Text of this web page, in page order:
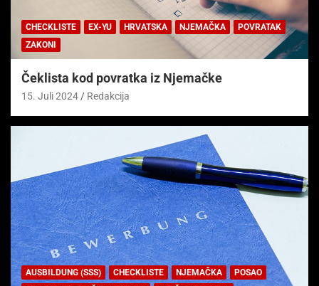
CHECKLISTE EX-YU HRVATSKA NJEMAČKA
POVRATAK
ZAKONI
Čeklista kod povratka iz Njemačke
15. Juli 2024 Redakcija
AUSBILDUNG (SSS) CHECKLISTE NJEMAČKA
POSAO